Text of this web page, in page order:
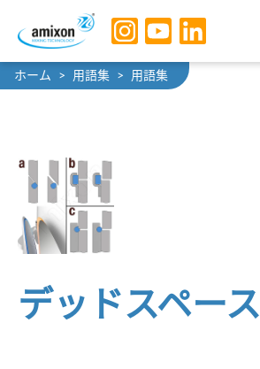
Skip to main navigation
Skip to main content
Skip to page footer
You are here:
ホーム 用語集 用語集
デッドスペース